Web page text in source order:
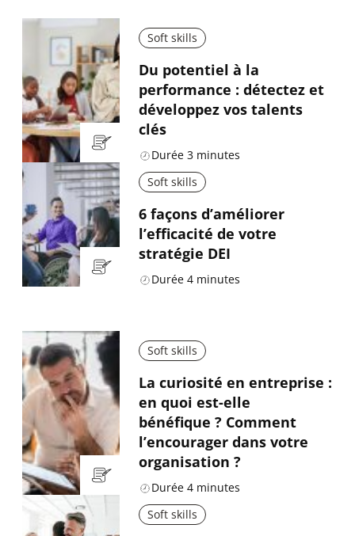
Soft skills
Du potentiel à la
performance : détectez et
développez vos talents
clés
Durée 3 minutes
Soft skills
6 façons d’améliorer
l’efficacité de votre
stratégie DEI
Durée 4 minutes
Soft skills
La curiosité en entreprise :
en quoi est-elle
bénéfique ? Comment
l’encourager dans votre
organisation ?
Durée 4 minutes
Soft skills